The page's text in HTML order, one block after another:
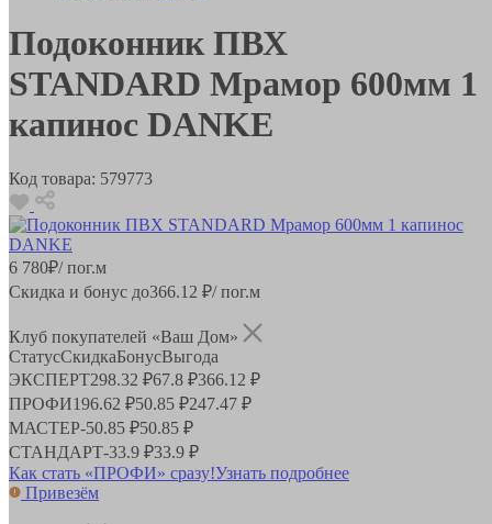
Подоконник ПВХ
STANDARD Мрамор 600мм 1
капинос DANKE
Код товара: 579773
6 780₽/ пог.м
Скидка и бонус до366.12 ₽/ пог.м
Клуб покупателей «Ваш Дом»
СтатусСкидкаБонусВыгода
ЭКСПЕРТ298.32 ₽67.8 ₽366.12 ₽
ПРОФИ196.62 ₽50.85 ₽247.47 ₽
МАСТЕР-50.85 ₽50.85 ₽
СТАНДАРТ-33.9 ₽33.9 ₽
Как стать «ПРОФИ» сразу!Узнать подробнее
Привезём